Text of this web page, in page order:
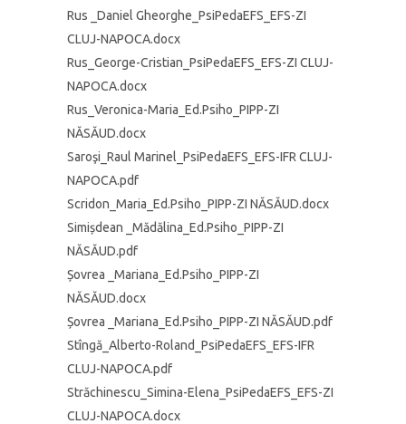
Rus _Daniel Gheorghe_PsiPedaEFS_EFS-ZI
CLUJ-NAPOCA.docx
Rus_George-Cristian_PsiPedaEFS_EFS-ZI CLUJ-
NAPOCA.docx
Rus_Veronica-Maria_Ed.Psiho_PIPP-ZI
NĂSĂUD.docx
Saroşi_Raul Marinel_PsiPedaEFS_EFS-IFR CLUJ-
NAPOCA.pdf
Scridon_Maria_Ed.Psiho_PIPP-ZI NĂSĂUD.docx
Simișdean _Mădălina_Ed.Psiho_PIPP-ZI
NĂSĂUD.pdf
Șovrea _Mariana_Ed.Psiho_PIPP-ZI
NĂSĂUD.docx
Șovrea _Mariana_Ed.Psiho_PIPP-ZI NĂSĂUD.pdf
Stîngă_Alberto-Roland_PsiPedaEFS_EFS-IFR
CLUJ-NAPOCA.pdf
Străchinescu_Simina-Elena_PsiPedaEFS_EFS-ZI
CLUJ-NAPOCA.docx